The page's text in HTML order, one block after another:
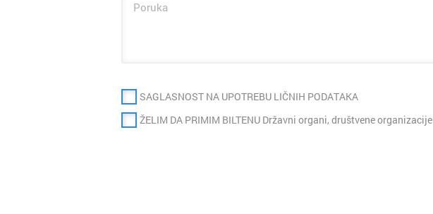
SAGLASNOST NA UPOTREBU LIČNIH PODATAKA
ŽELIM DA PRIMIM BILTENU Državni organi, društvene organizacije